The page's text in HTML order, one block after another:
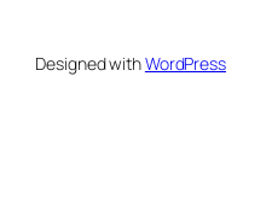
Designed withWordPress